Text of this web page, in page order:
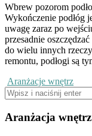
Wbrew pozorom
Wykończenie podłóg
uwagę zaraz po
przesadnie
do wielu innych
remontu, podłogi są
Aranżacje wnętrz
Szukaj:
Aranżacja wnętrz